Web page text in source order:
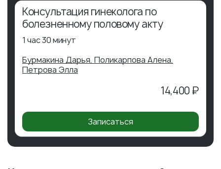
Консультация гинеколога по
болезненному половому акту
1 час 30 минут
14,400 ₽
Бурмакина Дарья, Поликарпова Алена,
Петрова Элла
Записаться